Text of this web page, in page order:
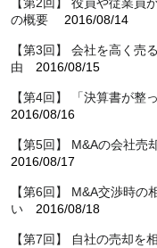
の概要
2016/08/14
【第3回】 会社を高く売
由 2016/08/15
【第4回】 「決算書が整
2016/08/16
【第5回】 M&Aの会社
2016/08/17
【第6回】 M&A交渉時の
い 2016/08/18
【第7回】 自社の売却を